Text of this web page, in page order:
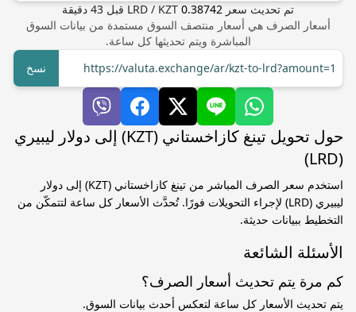
تم تحديث سعر LRD / KZT 0.38742 قبل 43 دقيقة
أسعار الصرف هي أسعار منتصف السوق مستمدة من بيانات السوق
المباشرة ويتم تحديثها كل ساعة.
https://valuta.exchange/ar/kzt-to-lrd?amount=1
نسخ
حول تحويل تينغ كازاخستاني (KZT) إلى دولار ليبيري
(LRD)
استخدم سعر الصرف المباشر من تينغ كازاخستاني (KZT) إلى دولار
ليبيري (LRD) لإجراء التحويلات فورًا. تُحدَّث الأسعار كل ساعة لتتمكّن من
التخطيط ببيانات حديثة.
الأسئلة الشائعة
كم مرة يتم تحديث أسعار الصرف؟
يتم تحديث الأسعار كل ساعة لتعكس أحدث بيانات السوق.